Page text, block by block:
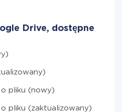
Drive, dostępne
o pliku (nowy)
o pliku (zaktualizowany)